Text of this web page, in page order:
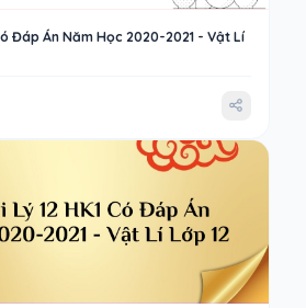
Đáp Án Năm Học 2020-2021 - Vật Lí